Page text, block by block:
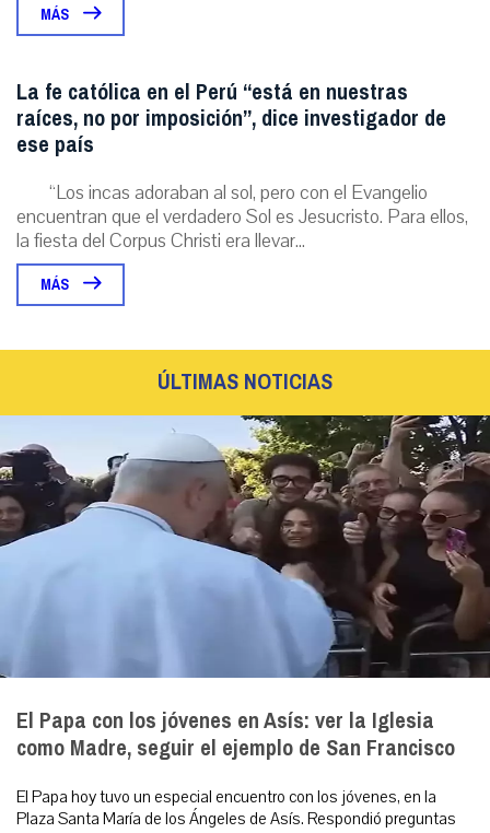
MÁS
La fe católica en el Perú “está en nuestras
raíces, no por imposición”, dice investigador de
ese país
“Los incas adoraban al sol, pero con el Evangelio
encuentran que el verdadero Sol es Jesucristo. Para ellos,
la fiesta del Corpus Christi era llevar...
MÁS
ÚLTIMAS NOTICIAS
El Papa con los jóvenes en Asís: ver la Iglesia
como Madre, seguir el ejemplo de San Francisco
El Papa hoy tuvo un especial encuentro con los jóvenes, en la
Plaza Santa María de los Ángeles de Asís. Respondió preguntas